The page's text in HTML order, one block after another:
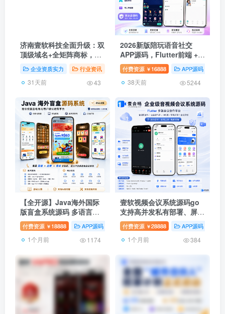
济南壹软科技全面升级：双
顶级域名+全矩阵商标，
400热线开通
企业资质实力 行业资讯 资质证书
31天前 43
2026新版陪玩语音社交
APP源码，Flutter前端 +
Go后端，支持语聊房、陪
玩接单、礼物打赏、公会分
成、钱包支付
付费资源 ￥ 16888 APP源码
38天前 5244
【全开源】Java海外国际
版盲盒系统源码 多语言多
币种 / App与H5多端互通 /
跨境潮玩电商平台
付费资源 ￥ 18888 APP源码 java源码 国际版源码
1个月前 1174
壹软视频会议系统源码go
支持高并发私有部署、屏幕
共享、多人音视频仿zoom
腾讯云Go+MySQL+Redis
高并发
付费资源 ￥28888 APP源码
1个月前 384